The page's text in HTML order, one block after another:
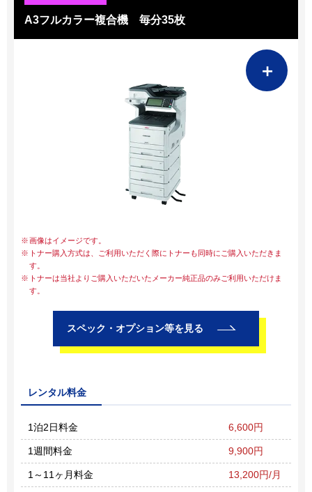
A3フルカラー複合機 毎分35枚
＋
画像はイメージです。
トナー購入方式は、ご利用いただく際にトナーも同時にご購入いただきま
す。
トナーは当社よりご購入いただいたメーカー純正品のみご利用いただけま
す。
スペック・オプション等を見る
レンタル料金
1泊2日料金 6,600円
1週間料金 9,900円
1～11ヶ月料金 13,200円/月